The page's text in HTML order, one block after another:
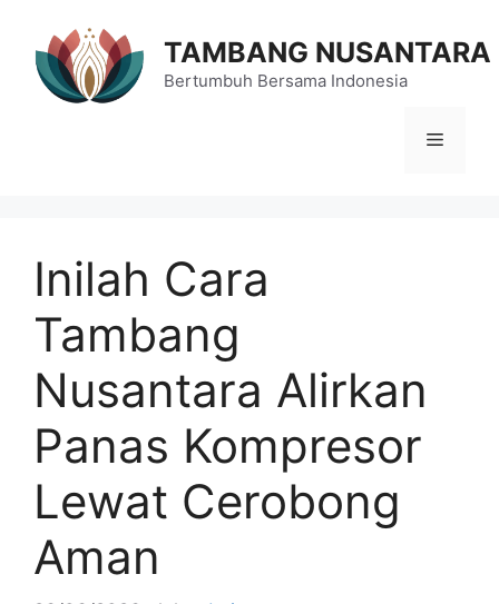
TAMBANG NUSANTARA
Bertumbuh Bersama Indonesia
Menu
Inilah Cara
Tambang
Nusantara Alirkan
Panas Kompresor
Lewat Cerobong
Aman